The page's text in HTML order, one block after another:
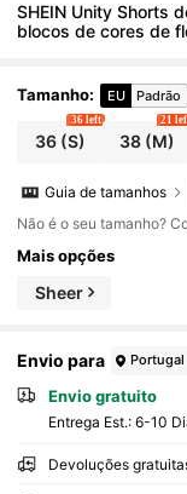
SHEIN Unity Shorts
blocos de cores de
Tamanho: EU Padrão
36(S)
36 left
38 (M)
21
Guia de tamanhos
Não é o seu tamanho?
Mais opções
Sheer
Envio para Portugal
Envio gratuito
Entrega Est.: 6-10
Devoluções